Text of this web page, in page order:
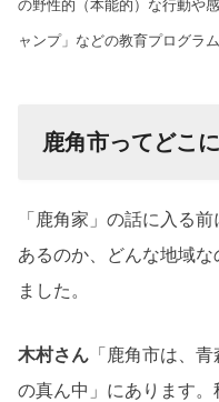
の野性的（本能的）な行動や
ャンプ」などの教育プログラム
鹿角市ってどこ
「鹿角家」の話に入る
あるのか、どんな地域
ました。
木村さん 「鹿角市は、
の真ん中」にあります